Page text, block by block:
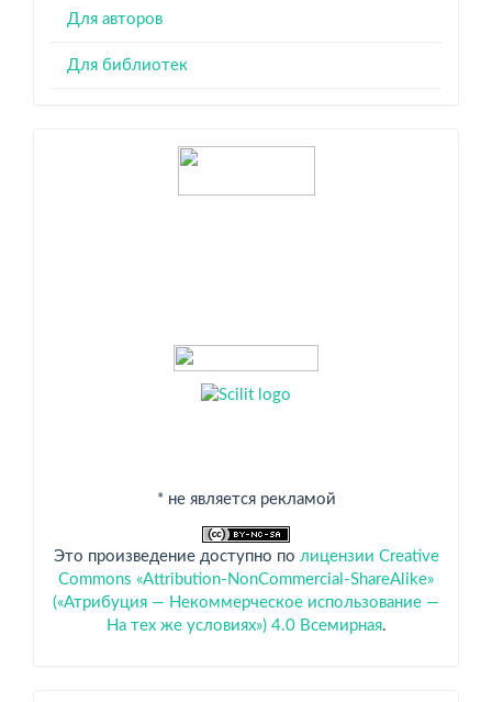
Для авторов
Для библиотек
Индексация
* не является рекламой
Это произведение доступно по лицензии Creative
Commons «Attribution-NonCommercial-ShareAlike»
(«Атрибуция — Некоммерческое использование —
На тех же условиях») 4.0 Всемирная.